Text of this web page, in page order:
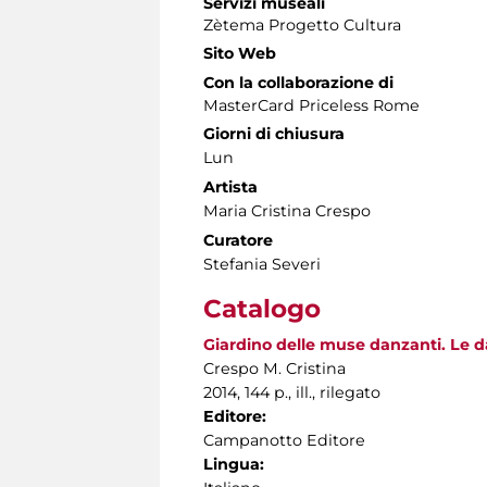
Zètema Progetto Cultura
Sito Web
Con la collaborazione di
MasterCard Priceless Rome
Giorni di chiusura
Lun
Artista
Maria Cristina Crespo
Curatore
Stefania Severi
Catalogo
Giardino delle muse danzanti. Le
Crespo M. Cristina
2014, 144 p., ill., rilegato
Editore:
Campanotto Editore
Lingua: